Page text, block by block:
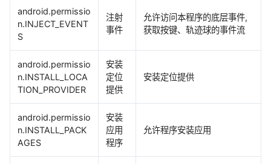
android.permissio
n.INJECT_EVENT
S
注射
事件
允许访问本程序的底层事件,
获取按键、轨迹球的事件流
android.permissio
n.INSTALL_LOCA
TION_PROVIDER
安装
定位
提供
安装定位提供
android.permissio
n.INSTALL_PACK
AGES
安装
应用
程序
允许程序安装应用